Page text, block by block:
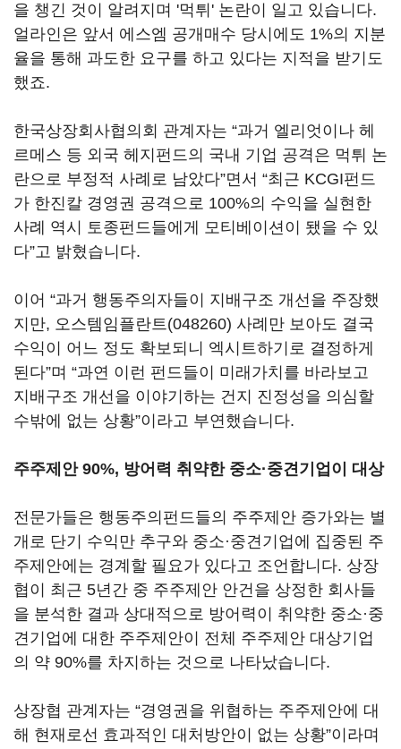
을 챙긴 것이 알려지며 '먹튀' 논란이 일고 있습니다.
얼라인은 앞서 에스엠 공개매수 당시에도 1%의 지분
율을 통해 과도한 요구를 하고 있다는 지적을 받기도
했죠.
한국상장회사협의회 관계자는 “과거 엘리엇이나 헤
르메스 등 외국 헤지펀드의 국내 기업 공격은 먹튀 논
란으로 부정적 사례로 남았다”면서 “최근 KCGI펀드
가 한진칼 경영권 공격으로 100%의 수익을 실현한
사례 역시 토종펀드들에게 모티베이션이 됐을 수 있
다”고 밝혔습니다.
이어 “과거 행동주의자들이 지배구조 개선을 주장했
지만, 오스템임플란트(048260) 사례만 보아도 결국
수익이 어느 정도 확보되니 엑시트하기로 결정하게
된다”며 “과연 이런 펀드들이 미래가치를 바라보고
지배구조 개선을 이야기하는 건지 진정성을 의심할
수밖에 없는 상황”이라고 부연했습니다.
주주제안 90%, 방어력 취약한 중소·중견기업이 대상
전문가들은 행동주의펀드들의 주주제안 증가와는 별
개로 단기 수익만 추구와 중소·중견기업에 집중된 주
주제안에는 경계할 필요가 있다고 조언합니다. 상장
협이 최근 5년간 중 주주제안 안건을 상정한 회사들
을 분석한 결과 상대적으로 방어력이 취약한 중소·중
견기업에 대한 주주제안이 전체 주주제안 대상기업
의 약 90%를 차지하는 것으로 나타났습니다.
상장협 관계자는 “경영권을 위협하는 주주제안에 대
해 현재로선 효과적인 대처방안이 없는 상황”이라며